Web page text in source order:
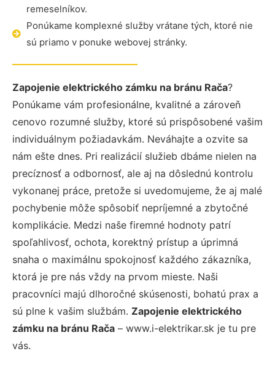
remeselníkov.
Ponúkame komplexné služby vrátane tých, ktoré nie
sú priamo v ponuke webovej stránky.
Zapojenie elektrického zámku na bránu Rača?
Ponúkame vám profesionálne, kvalitné a zároveň
cenovo rozumné služby, ktoré sú prispôsobené vašim
individuálnym požiadavkám. Neváhajte a ozvite sa
nám ešte dnes. Pri realizácií služieb dbáme nielen na
precíznosť a odbornosť, ale aj na dôslednú kontrolu
vykonanej práce, pretože si uvedomujeme, že aj malé
pochybenie môže spôsobiť nepríjemné a zbytočné
komplikácie. Medzi naše firemné hodnoty patrí
spoľahlivosť, ochota, korektný prístup a úprimná
snaha o maximálnu spokojnosť každého zákazníka,
ktorá je pre nás vždy na prvom mieste. Naši
pracovníci majú dlhoročné skúsenosti, bohatú prax a
sú plne k vašim službám. Zapojenie elektrického
zámku na bránu Rača – www.i-elektrikar.sk je tu pre
vás.